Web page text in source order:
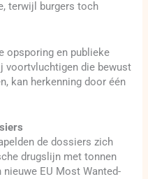
terwijl burgers toch
opsporing en publieke
voortvluchtigen die bewust
kan herkenning door één
de dossiers zich
drugslijn met tonnen
EU Most Wanted-